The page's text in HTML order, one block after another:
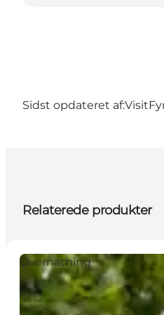
Sidst opdateret af:
Relaterede produkter
Overnatning